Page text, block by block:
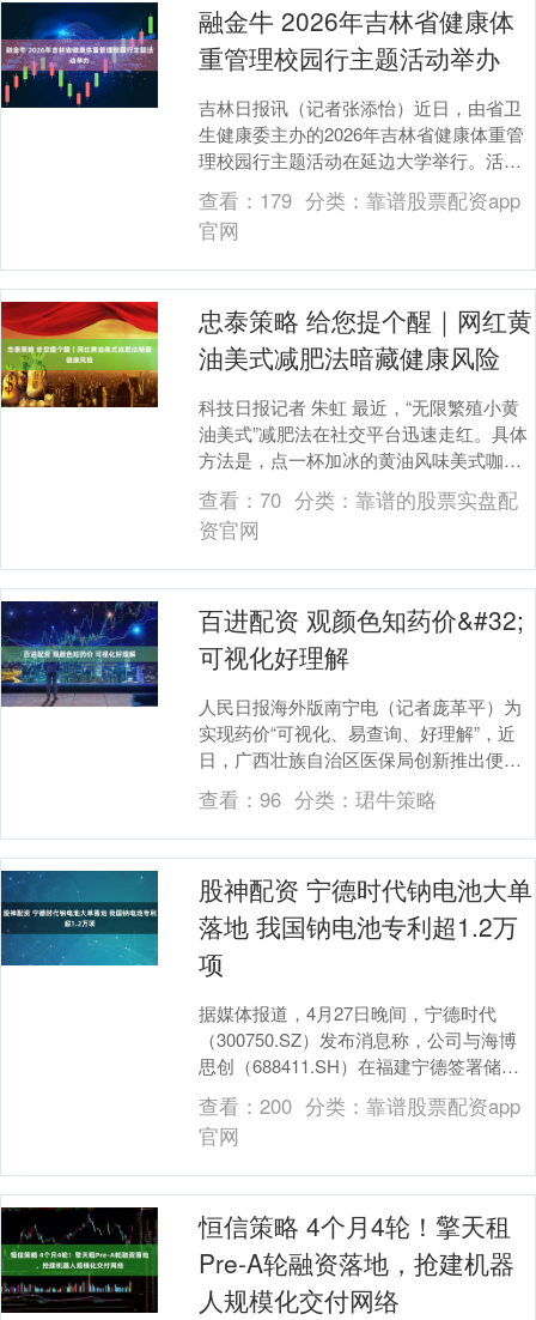
融金牛 2026年吉林省健康体
重管理校园行主题活动举办
吉林日报讯（记者张添怡）近日，由省卫
生健康委主办的2026年吉林省健康体重管
理校园行主题活动在延边大学举行。活动
以“科学体重管理，健康青春同行”为主题，
聚焦大学....
查看： 179 分类： 靠谱股票配资app
官网
忠泰策略 给您提个醒｜网红黄
油美式减肥法暗藏健康风险
科技日报记者 朱虹 最近，“无限繁殖小黄
油美式”减肥法在社交平台迅速走红。具体
方法是，点一杯加冰的黄油风味美式咖
啡，喝掉一部分后续入牛奶、椰子水或
茶，全天只喝它....
查看：70 分类： 靠谱的股票实盘配
资官网
百进配资 观颜色知药价&#32;
可视化好理解
人民日报海外版南宁电（记者庞革平）为
实现药价“可视化、易查询、好理解”，近
日，广西壮族自治区医保局创新推出便民
购药比价小程序——“定点零售药店价格水
平热力图”（....
查看：96 分类： 珺牛策略
股神配资 宁德时代钠电池大单
落地 我国钠电池专利超1.2万
项
据媒体报道，4月27日晚间，宁德时代
（300750.SZ）发布消息称，公司与海博
思创（688411.SH）在福建宁德签署储能
钠离子电池战略合作协议，达成3年60....
查看：200 分类： 靠谱股票配资app
官网
恒信策略 4个月4轮！擎天租
Pre-A轮融资落地，抢建机器
人规模化交付网络